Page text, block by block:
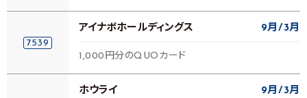
7539
アイナボホールディングス 9月 3月
1,000円分のQUOカード
ホウライ 9月 3月